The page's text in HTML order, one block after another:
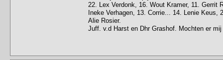
22. Lex Verdonk, 16. Wout Kramer, 11.
Ineke Verhagen, 13. Corrie... 14. Lenie
Alie Rosier.
Juff. v.d Harst en Dhr Grashof. Mochten er